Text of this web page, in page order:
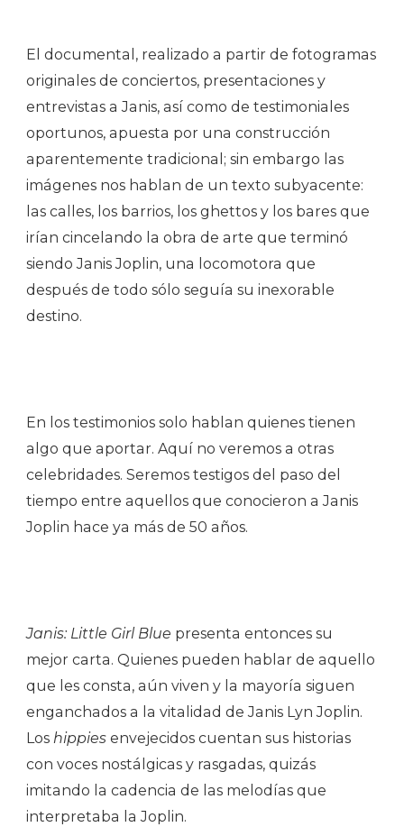
El documental, realizado a partir de fotogramas
originales de conciertos, presentaciones y
entrevistas a Janis, así como de testimoniales
oportunos, apuesta por una construcción
aparentemente tradicional; sin embargo las
imágenes nos hablan de un texto subyacente:
las calles, los barrios, los ghettos y los bares que
irían cincelando la obra de arte que terminó
siendo Janis Joplin, una locomotora que
después de todo sólo seguía su inexorable
destino.
En los testimonios solo hablan quienes tienen
algo que aportar. Aquí no veremos a otras
celebridades. Seremos testigos del paso del
tiempo entre aquellos que conocieron a Janis
Joplin hace ya más de 50 años.
Janis: Little Girl Blue presenta entonces su
mejor carta. Quienes pueden hablar de aquello
que les consta, aún viven y la mayoría siguen
enganchados a la vitalidad de Janis Lyn Joplin.
Los hippies envejecidos cuentan sus historias
con voces nostálgicas y rasgadas, quizás
imitando la cadencia de las melodías que
interpretaba la Joplin.